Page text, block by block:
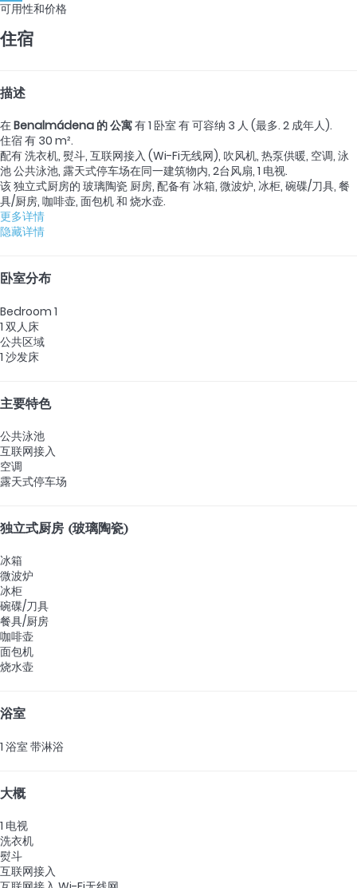
可用性和价格
住宿
描述
在Benalmádena 的 公寓有 1 卧室 有 可容纳 3 人 (最多. 2 成年人).
住宿 有 30 m².
配有 洗衣机, 熨斗, 互联网接入 (Wi-Fi无线网), 吹风机, 热泵供暖, 空调, 泳
池 公共泳池, 露天式停车场在同一建筑物内, 2台风扇, 1 电视.
该 独立式厨房的 玻璃陶瓷 厨房, 配备有 冰箱, 微波炉, 冰柜, 碗碟/刀具, 餐
具/厨房, 咖啡壶, 面包机 和 烧水壶.
更多详情
隐藏详情
卧室分布
Bedroom 1
1 双人床
公共区域
1 沙发床
主要特色
公共泳池
互联网接入
空调
露天式停车场
独立式厨房 (玻璃陶瓷)
冰箱
微波炉
冰柜
碗碟/刀具
餐具/厨房
咖啡壶
面包机
烧水壶
浴室
1 浴室 带淋浴
大概
1 电视
洗衣机
熨斗
互联网接入